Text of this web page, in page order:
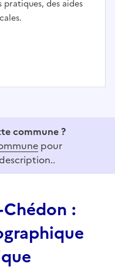
pratiques, des aides
commune ?
pour
: